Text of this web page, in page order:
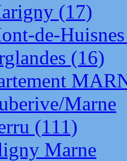
(17)
de-
(16)
Marne
(111)
Marne